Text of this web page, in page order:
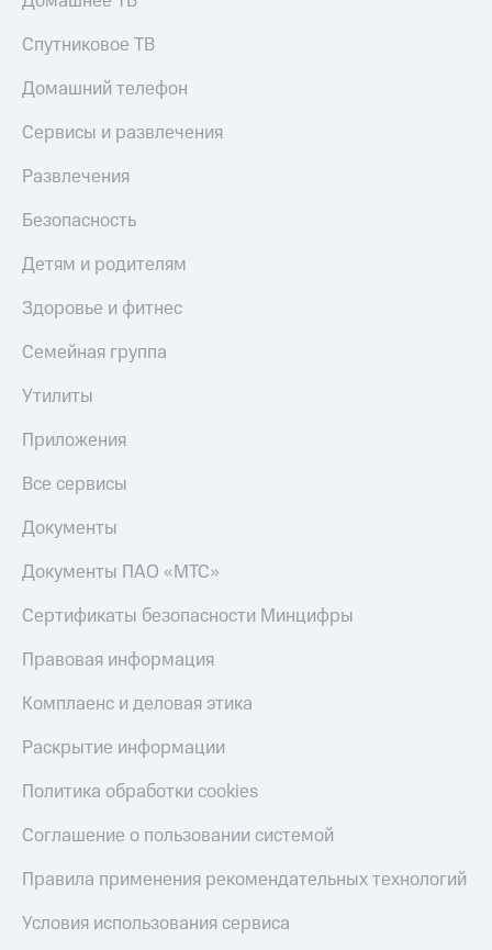
Спутниковое ТВ
Домашний телефон
Сервисы и развлечения
Развлечения
Безопасность
Детям и родителям
Здоровье и фитнес
Семейная группа
Утилиты
Приложения
Все сервисы
Документы
Документы ПАО «МТС»
Сертификаты безопасности Минцифры
Правовая информация
Комплаенс и деловая этика
Раскрытие информации
Политика обработки cookies
Соглашение о пользовании системой
Правила применения рекомендательных технологий
Условия использования сервиса